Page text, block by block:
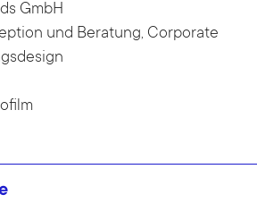
GmbH
und Beratung, Corporate